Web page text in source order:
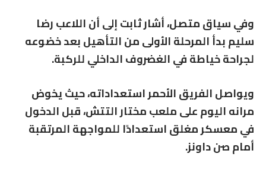
وفي سياق متصل، أشار ثابت إلى أن اللاعب رضا
سليم بدأ المرحلة الأولى من التأهيل بعد خضوعه
لجراحة خياطة في الغضروف الداخلي للركبة.
ويواصل الفريق الأحمر استعداداته، حيث يخوض
مرانه اليوم على ملعب مختار التتش، قبل الدخول
في معسكر مغلق استعدادًا للمواجهة المرتقبة
أمام صن داونز.